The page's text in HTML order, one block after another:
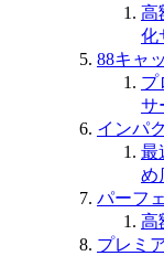
高
化
88キャ
プ
サ
インパ
最
め
パーフ
高
プレミ